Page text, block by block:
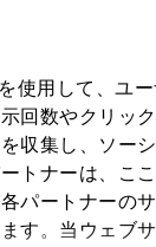
使用して、ユ
回数やクリッ
収集し、ソー
トナーは、こ
パートナーの
す。当ウェブ